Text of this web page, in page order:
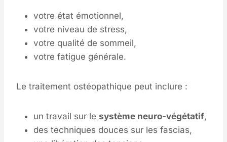
votre état émotionnel,
votre niveau de stress,
votre qualité de sommeil,
votre fatigue générale.
Le traitement ostéopathique peut inclure :
un travail sur le système neuro-végétatif,
des techniques douces sur les fascias,